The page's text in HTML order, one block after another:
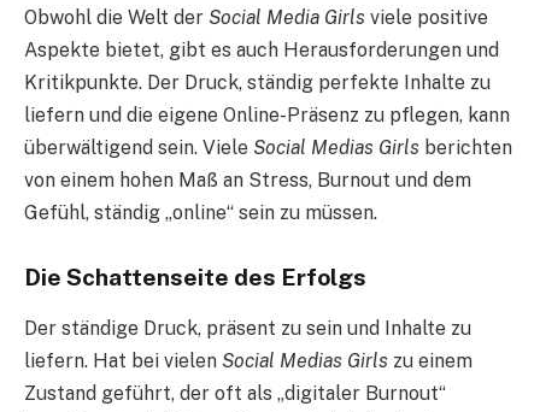
Obwohl die Welt der Social Media Girls viele positive
Aspekte bietet, gibt es auch Herausforderungen und
Kritikpunkte. Der Druck, ständig perfekte Inhalte zu
liefern und die eigene Online-Präsenz zu pflegen, kann
überwältigend sein. Viele Social Medias Girls berichten
von einem hohen Maß an Stress, Burnout und dem
Gefühl, ständig „online“ sein zu müssen.
Die Schattenseite des Erfolgs
Der ständige Druck, präsent zu sein und Inhalte zu
liefern. Hat bei vielen Social Medias Girls zu einem
Zustand geführt, der oft als „digitaler Burnout“